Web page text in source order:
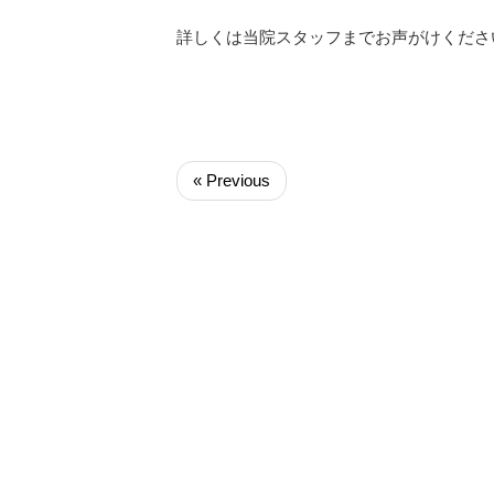
詳しくは当院スタッフまでお声がけくださ
« Previous